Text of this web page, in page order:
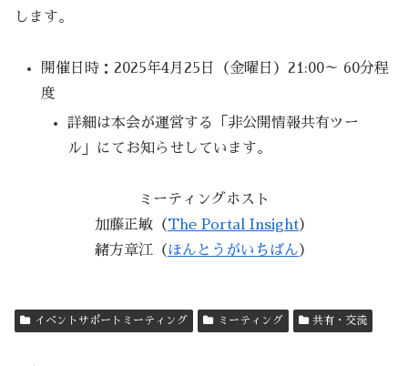
します。
開催日時：2025年4月25日（金曜日）21:00～ 60分程
度
詳細は本会が運営する「非公開情報共有ツー
ル」にてお知らせしています。
ミーティングホスト
加藤正敏（The Portal Insight）
緒方章江（ ほんとうがいちばん）
イベントサポートミーティング ミーティング 共有・交流